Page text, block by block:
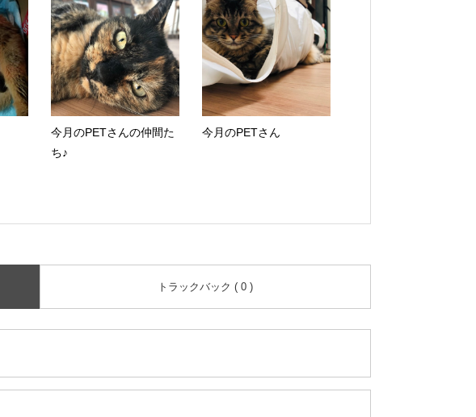
今月のPETさんの仲間た
ち♪
今月のPETさん
トラックバック ( 0 )